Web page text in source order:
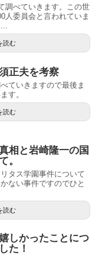
調べていきます。この世
人委員会と言われていま
読む
正夫を考察
ていきますので最後ま
す。
読む
相と岩崎隆一の国
。
タス学園事件について
ない事件ですのでひと
読む
しかったことにつ
た！